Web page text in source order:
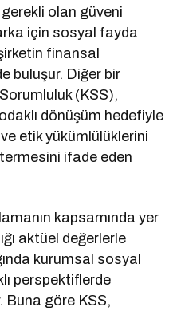
gerekli olan güveni
için sosyal fayda
finansal
buluşur. Diğer bir
(KSS),
dönüşüm hedefiyle
etik yükümlülüklerini
ifade eden
kapsamında yer
aktüel değerlerle
kurumsal sosyal
perspektiflerde
Buna göre KSS,